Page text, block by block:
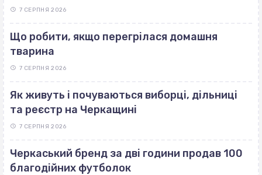
7 СЕРПНЯ 2026
Що робити, якщо перегрілася домашня
тварина
7 СЕРПНЯ 2026
Як живуть і почуваються виборці, дільниці
та реєстр на Черкащині
7 СЕРПНЯ 2026
Черкаський бренд за дві години продав 100
благодійних футболок